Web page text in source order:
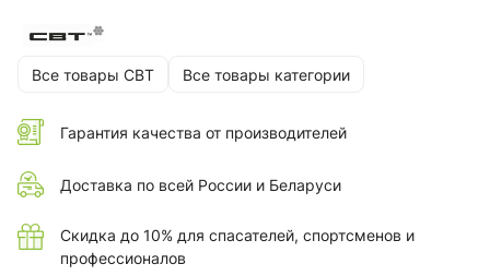
Все товары СВТ Все товары категории
Гарантия качества от производителей
Доставка по всей России и Беларуси
Скидка до 10% для спасателей, спортсменов и
профессионалов